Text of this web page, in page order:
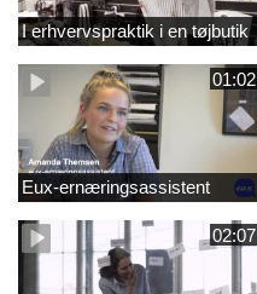
I erhvervspraktik i en tøjbutik
01:02
Eux-ernæringsassistent
02:07